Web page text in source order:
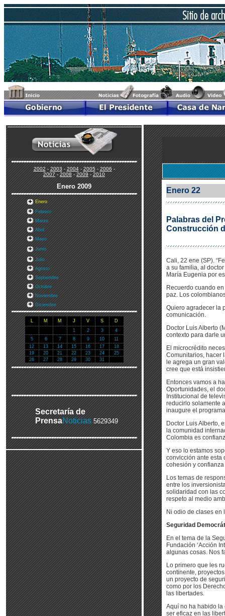
2002-2003-2004-2005-2006-
2007-2008-2009-2010
Enero2009
Enero
Febrero
Marzo
Abril
Mayo
Junio
Julio
Agosto
Septiembre
Octubre
Noviembre
Diciembre
L M M J V S
D
1
2 3
4
5
6 7 8 9 10
11
12
13 14 15 16 17
18
19
20 21 22 23 24
25
26
27 28 29 30 31
Secretaría de
PrensaNoticias 5629349
Enero 22
Palabras del
Construcción
Cali, 22 ene (SP).
a su familia, al
María Eugenia por
Recuerdo cuando
paz. Los
Quiero agradecer la
comunicación.
Doctor Luis Alberto
contexto para darle
El microcrédito
Comunitarios, hacer
le agrega un gran
cree que está
Entonces vamos a
Oportunidades, el
Institucional de
reducirlo solamente
inaugure el
Doctor Luis Alberto,
la comunidad
Colombia es
Y eso lo estamos
convicción ante esta
cohesión y
Los temas de
entre los
solidaridad con las
respeto al medio
Ni odio de clases en
Seguridad
En el tema de la
Fundación ‘Acción
algunas cosas. Nos
Lo primero que les
continente,
un proyecto de
como por los
las libertades.
Aquí no ha habido la
ser eficaz en las